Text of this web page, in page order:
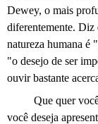
Dewey, o mais
diferentemente. Diz
natureza humana é
"o desejo de ser
ouvir bastante
Que quer
você deseja